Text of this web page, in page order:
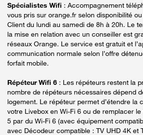
Spécialistes Wifi : Accompagnement
vous pris sur orange.fr selon disponibilité
Client du lundi au samedi de 8h à 20h. Le
la mise en relation avec un conseiller est
réseaux Orange. Le service est gratuit et
communication normale selon l’offre
forfait mobile.
Répéteur Wifi 6 : Les répéteurs restent la
nombre de répéteurs nécessaires dépend
logement. Le répéteur permet d’étendre la
votre Livebox en Wi-Fi 6 ou de remplacer
5 par du Wi-Fi 6 (avec équipement
avec Décodeur compatible : TV UHD 4K et